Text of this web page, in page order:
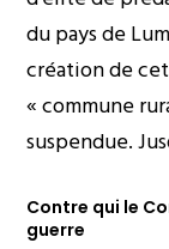
du pays de
création de
« commune
suspendue.
Contre qui le
guerre